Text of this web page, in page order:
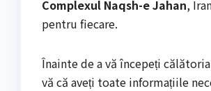
Complexul Naqsh-e Jahan,
pentru fiecare.
Înainte de a vă începeți
vă că aveți toate informațiile